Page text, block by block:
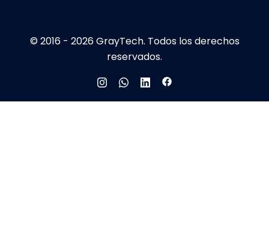
© 2016 - 2026 GrayTech. Todos los derechos
reservados.